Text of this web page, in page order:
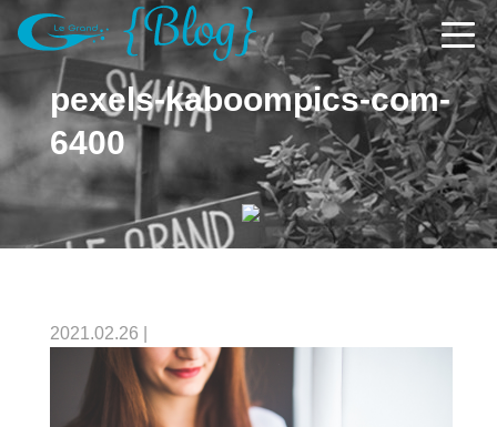
pexels-kaboompics-com-
6400
2021.02.26